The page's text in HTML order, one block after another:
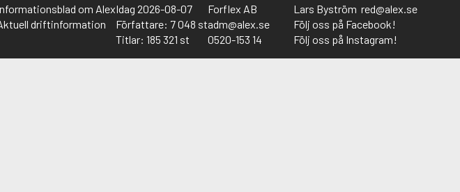
om Alex
driftinformation
Idag 2026-08-07
Författare: 7 048 st
Titlar: 185 321 st
Forflex AB
adm@alex.se
0520-153 14
Lars Byström red@alex.se
Följ oss på Facebook!
Följ oss på Instagram!